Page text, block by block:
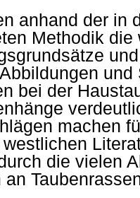
anhand der in
Methodik die
bei der
machen
die vielen
an